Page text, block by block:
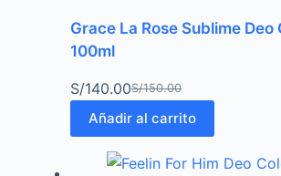
Grace La Rose Sublime Deo
100ml
S/150.00
S/140.00
Añadir al carrito